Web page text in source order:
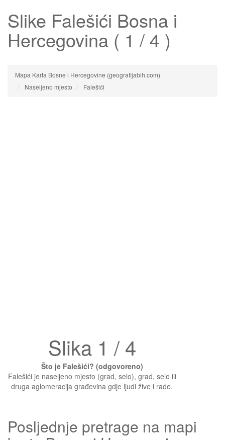
Slike Falešići Bosna i
Hercegovina ( 1 / 4 )
Mapa Karta Bosne i Hercegovine (geografijabih.com)
Naseljeno mjesto
Falešići
Slika 1 / 4
Što je Falešići? (odgovoreno)
Falešići je naseljeno mjesto (grad, selo), grad, selo ili
druga aglomeracija građevina gdje ljudi žive i rade.
Posljednje pretrage na mapi